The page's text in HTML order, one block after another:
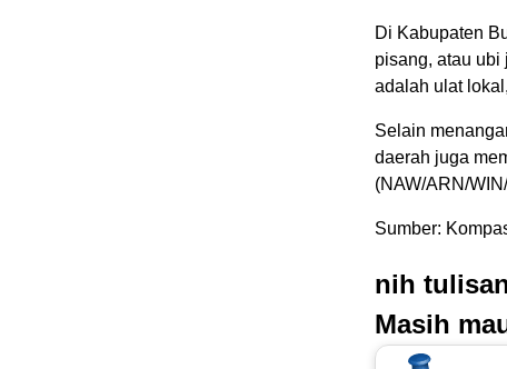
Di Kabupaten
pisang, atau ubi
adalah ulat
Selain
daerah juga
(NAW/ARN/
Sumber:
nih
Masih